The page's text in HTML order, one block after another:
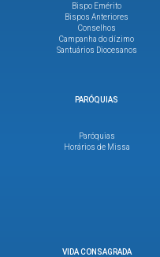
Bispo Emérito
Bispos Anteriores
Conselhos
Campanha do dízimo
Santuários Diocesanos
PARÓQUIAS
Paróquias
Horários de Missa
VIDA CONSAGRADA